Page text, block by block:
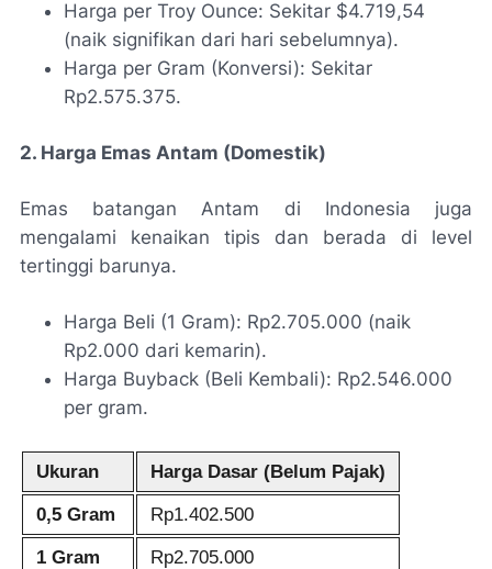
Harga per Troy Ounce: Sekitar $4.719,54
(naik signifikan dari hari sebelumnya).
Harga per Gram (Konversi): Sekitar
Rp2.575.375.
2. Harga Emas Antam (Domestik)
Emas batangan Antam di Indonesia juga
mengalami kenaikan tipis dan berada di level
tertinggi barunya.
Harga Beli (1 Gram): Rp2.705.000 (naik
Rp2.000 dari kemarin).
Harga Buyback (Beli Kembali): Rp2.546.000
per gram.
Ukuran Harga Dasar (Belum Pajak)
0,5 Gram Rp1.402.500
1 Gram Rp2.705.000